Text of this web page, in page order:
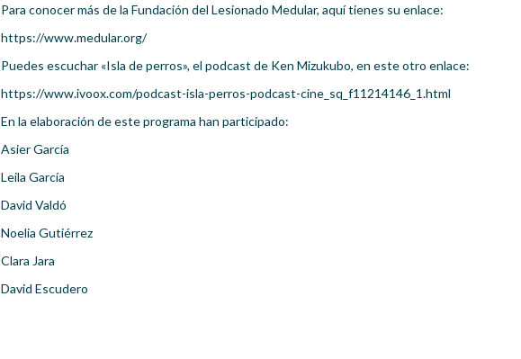
Para conocer más de la Fundación del Lesionado Medular, aquí tienes su enlace:
https://www.medular.org/
Puedes escuchar «Isla de perros», el podcast de Ken Mizukubo, en este otro enlace:
https://www.ivoox.com/podcast-isla-perros-podcast-cine_sq_f11214146_1.html
En la elaboración de este programa han participado:
Asier García
Leila García
David Valdó
Noelia Gutiérrez
Clara Jara
David Escudero